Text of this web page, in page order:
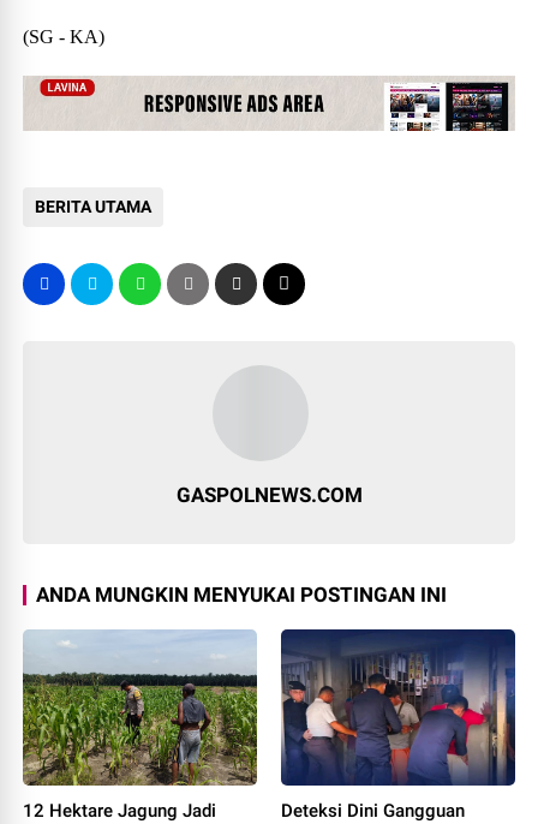
(SG - KA)
BERITA UTAMA
GASPOLNEWS.COM
ANDA MUNGKIN MENYUKAI POSTINGAN INI
12 Hektare Jagung Jadi
Deteksi Dini Gangguan